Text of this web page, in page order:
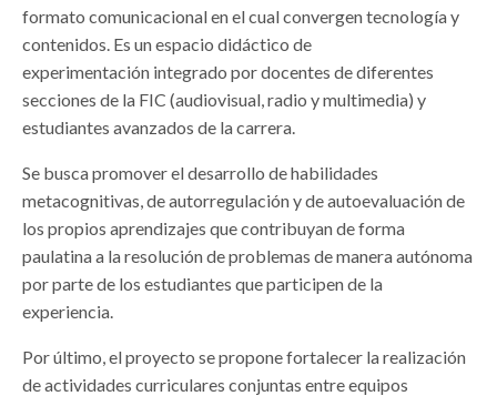
formato comunicacional en el cual convergen tecnología y
contenidos. Es un espacio didáctico de
experimentación integrado por docentes de diferentes
secciones de la FIC (audiovisual, radio y multimedia) y
estudiantes avanzados de la carrera.
Se busca promover el desarrollo de habilidades
metacognitivas, de autorregulación y de autoevaluación de
los propios aprendizajes que contribuyan de forma
paulatina a la resolución de problemas de manera autónoma
por parte de los estudiantes que participen de la
experiencia.
Por último, el proyecto se propone fortalecer la realización
de actividades curriculares conjuntas entre equipos